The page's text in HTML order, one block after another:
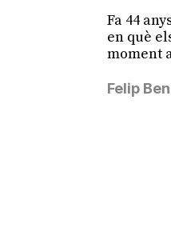
Fa 44
en què
moment
Felip